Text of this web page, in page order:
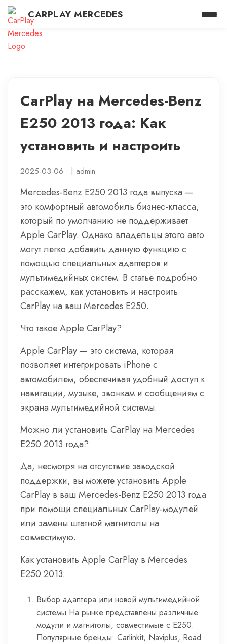
CARPLAY MERCEDES
CarPlay на Mercedes-Benz
E250 2013 года: Как
установить и настроить
2025-03-06 | admin
Mercedes-Benz E250 2013 года выпуска —
это комфортный автомобиль бизнес-класса,
который по умолчанию не поддерживает
Apple CarPlay. Однако владельцы этого авто
могут легко добавить данную функцию с
помощью специальных адаптеров и
мультимедийных систем. В статье подробно
расскажем, как установить и настроить
CarPlay на ваш Mercedes E250.
Что такое Apple CarPlay?
Apple CarPlay — это система, которая
позволяет интегрировать iPhone с
автомобилем, обеспечивая удобный доступ к
навигации, музыке, звонкам и сообщениям с
экрана мультимедийной системы.
Можно ли установить CarPlay на Mercedes
E250 2013 года?
Да, несмотря на отсутствие заводской
поддержки, вы можете установить Apple
CarPlay в ваш Mercedes-Benz E250 2013 года
при помощи специальных CarPlay-модулей
или замены штатной магнитолы на
совместимую.
Как установить Apple CarPlay в Mercedes
E250 2013:
Выбор адаптера или новой мультимедийной
системы На рынке представлены различные
модули и магнитолы, совместимые с E250.
Популярные бренды: Carlinkit, Naviplus, Road